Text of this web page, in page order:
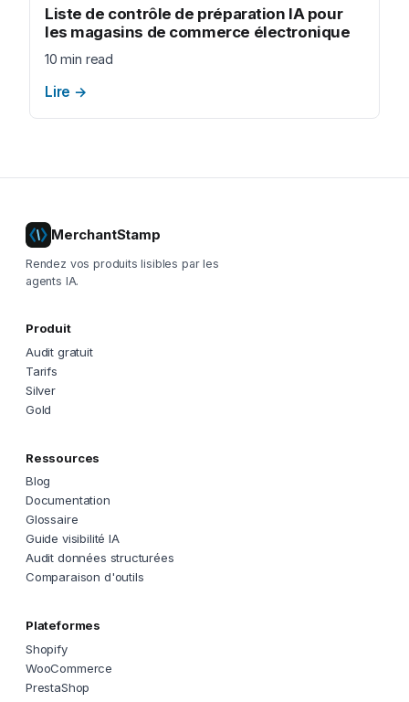
Liste de contrôle de préparation IA pour
les magasins de commerce électronique
10 min read
Lire →
MerchantStamp
Rendez vos produits lisibles par les
agents IA.
Produit
Audit gratuit
Tarifs
Silver
Gold
Ressources
Blog
Documentation
Glossaire
Guide visibilité IA
Audit données structurées
Comparaison d'outils
Plateformes
Shopify
WooCommerce
PrestaShop